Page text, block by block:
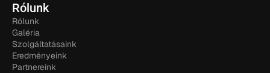
Rólunk
Rólunk
Galéria
Szolgáltatásaink
Eredményeink
Partnereink